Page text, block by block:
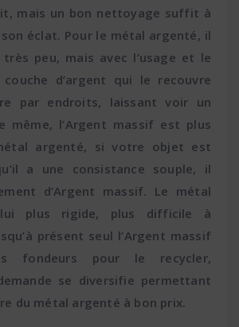
mais un bon nettoyage suffit à
éclat. Pour le métal argenté, il
peu, mais avec l’usage et le
d’argent qui le recouvre
par endroits, laissant voir un
même, l’Argent massif est plus
argenté, si votre objet est
a une consistance souple, il
d’Argent massif. Le métal
plus rigide, plus difficile à
présent seul l’Argent massif
fondeurs pour le recycler,
se diversifie permettant
du métal argenté à bon prix.